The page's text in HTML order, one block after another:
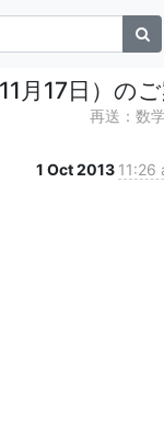
月17日）の
再送：数
1 Oct 2013 11:26